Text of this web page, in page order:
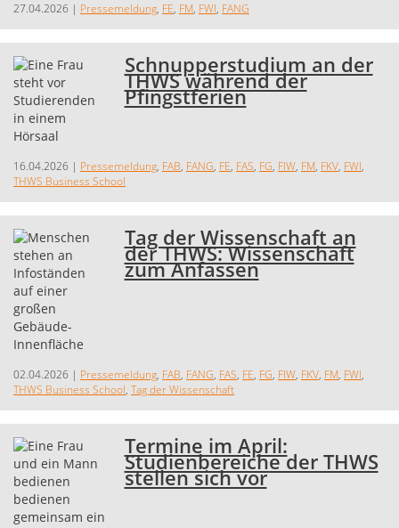
27.04.2026 | Pressemeldung, FE, FM, FWI, FANG
Schnupperstudium an der
THWS während der
Pfingstferien
16.04.2026 | Pressemeldung, FAB, FANG, FE, FAS, FG, FIW, FM, FKV, FWI,
THWS Business School
Tag der Wissenschaft an
der THWS: Wissenschaft
zum Anfassen
02.04.2026 | Pressemeldung, FAB, FANG, FAS, FE, FG, FIW, FKV, FM, FWI,
THWS Business School, Tag der Wissenschaft
Termine im April:
Studienbereiche der THWS
stellen sich vor